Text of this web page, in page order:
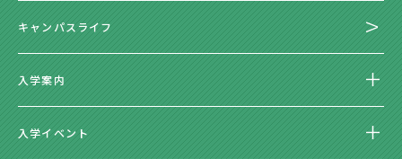
キャンパスライフ
入学案内
入学イベント